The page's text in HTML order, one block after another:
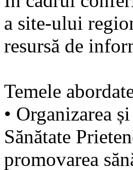
a site-ului
resursă de
Temele
• Organizarea
Sănătate
promovarea